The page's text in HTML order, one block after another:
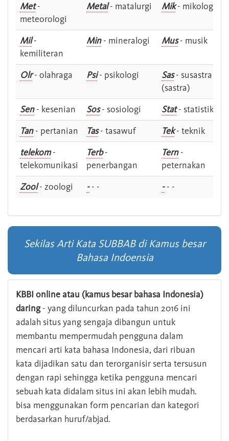
Met-
meteorologi
Metal- matalurgi Mik- mikologi
Mil-
kemiliteran
Min- mineralogi Mus- musik
Olr- olahraga Psi- psikologi Sas- susastra -
(sastra)
Sen- kesenian Sos- sosiologi Stat- statistik
Tan- pertanian Tas- tasawuf Tek- teknik
telekom-
telekomunikasi
Terb-
penerbangan
Tern-
peternakan
Zool- zoologi -- - -- -
Sekilas Arti Kata SUBBAB di Kamus besar
Bahasa Indoensia
KBBI online atau (kamus besar bahasa Indonesia)
daring- yang diluncurkan pada tahun 2016 ini
adalah situs yang sengaja dibangun untuk
membantu mempermudah pengguna dalam
mencari arti kata bahasa Indonesia, dari ribuan
kata dijadikan satu dan terorganisir serta tersusun
dengan rapi sehingga ketika pengguna mencari
sebuah kata didalam situs ini akan lebih mudah.
bisa menggunakan form pencarian dan kategori
berdasarkan huruf/abjad.